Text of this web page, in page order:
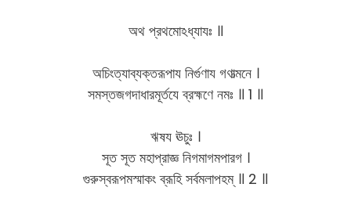
অথ প্রথমোঽধ্যাযঃ ॥
অচিংত্যাব্যক্তরূপায নির্গুণায গণাত্মনে ।
সমস্তজগদাধারমূর্তযে ব্রহ্মণে নমঃ ॥ 1 ॥
ঋষয ঊচুঃ ।
সূত সূত মহাপ্রাজ্ঞ নিগমাগমপারগ ।
গুরুস্বরূপমস্মাকং ব্রূহি সর্বমলাপহম্ ॥ 2 ॥